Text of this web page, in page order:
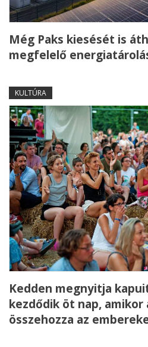
Még Paks kiesését is
megfelelő
KULTÚRA
Kedden megnyitja
kezdődik öt nap, amikor
összehozza az